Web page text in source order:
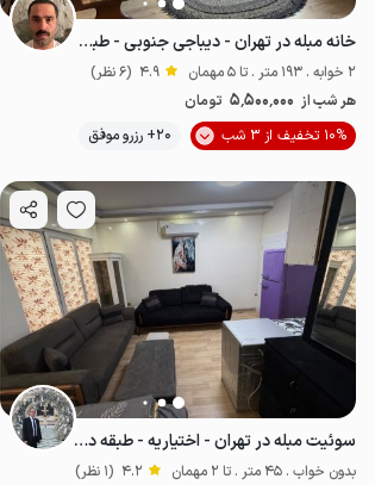
خانه مبله در تهران - دیباجی جنوبی - طبقه ۳
2 خوابه . 193 متر . تا 5 مهمان 4.9 (6 نظر)
هر شب از 5٬500٬000 تومان
10% تخفیف از 3 شب
20+ رزرو موفق
سوئیت مبله در تهران - اختیاریه - طبقه دوم
بدون خواب . 45 متر . تا 2 مهمان 4.2 (1 نظر)